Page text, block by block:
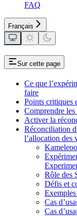
FAQ
Français
Sur cette page
Ce que
faire
Points critiques
Comprendre
Activer la
Réconciliation
l’allocation des
Rôle des
Défis et
Exemples
Cas
Cas